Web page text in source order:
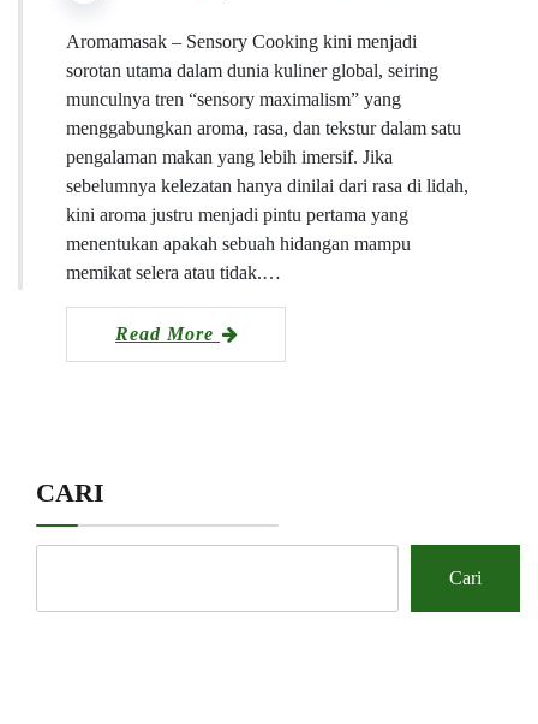
Aromamasak – Sensory Cooking kini menjadi
sorotan utama dalam dunia kuliner global, seiring
munculnya tren “sensory maximalism” yang
menggabungkan aroma, rasa, dan tekstur dalam satu
pengalaman makan yang lebih imersif. Jika
sebelumnya kelezatan hanya dinilai dari rasa di lidah,
kini aroma justru menjadi pintu pertama yang
menentukan apakah sebuah hidangan mampu
memikat selera atau tidak.…
Read More
CARI
Cari